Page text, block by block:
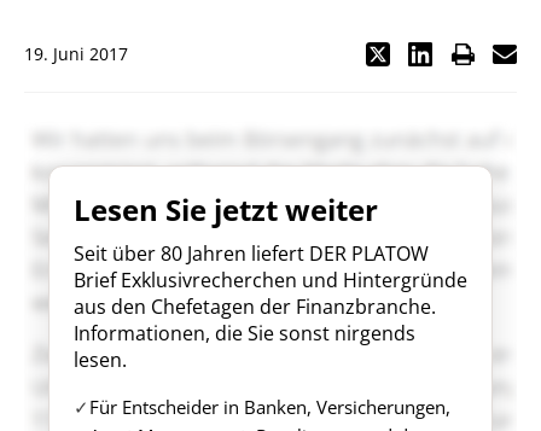
19. Juni 2017
Lesen Sie jetzt weiter
Seit über 80 Jahren liefert DER PLATOW
Brief Exklusivrecherchen und Hintergründe
aus den Chefetagen der Finanzbranche.
Informationen, die Sie sonst nirgends
lesen.
Für Entscheider in Banken, Versicherungen,